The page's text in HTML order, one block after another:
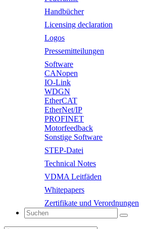
Handbücher
Licensing declaration
Logos
Pressemitteilungen
Software
CANopen
IO-Link
WDGN
EtherCAT
EtherNet/IP
PROFINET
Motorfeedback
Sonstige Software
STEP-Datei
Technical Notes
VDMA Leitfäden
Whitepapers
Zertifikate und Verordnungen